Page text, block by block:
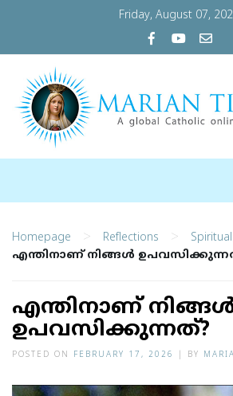
Friday, August 07,
Homepage > Reflections >
എന്തിനാണ് നിങ്ങൾ
എന്തിനാണ്
ഉപവസിക്കുന്നത്?
POSTED ON FEBRUARY 17, 2026 BY